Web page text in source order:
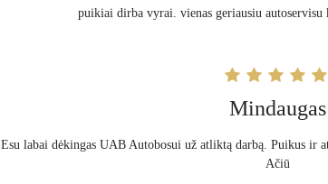
puikiai dirba vyrai. vienas geriausiu
Mindaugas
Esu labai dėkingas UAB Autobosui už atliktą darbą. Puikus ir
Ačiū